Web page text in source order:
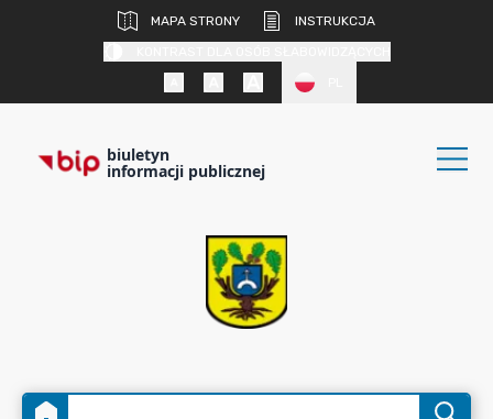
MAPA STRONY
INSTRUKCJA
biuletyn
informacji publicznej